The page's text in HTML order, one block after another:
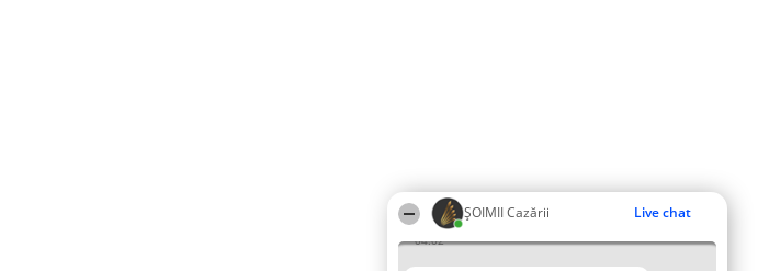
ȘOIMII Cazării Live chat
04:02